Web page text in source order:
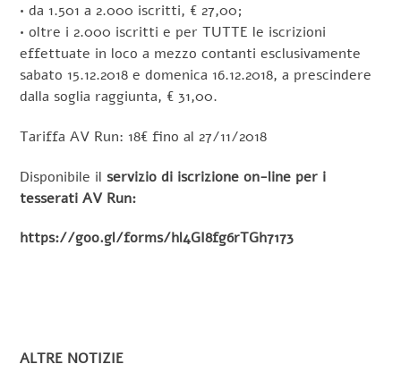
• da 1.501 a 2.000 iscritti, € 27,00;
• oltre i 2.000 iscritti e per TUTTE le iscrizioni
effettuate in loco a mezzo contanti esclusivamente
sabato 15.12.2018 e domenica 16.12.2018, a prescindere
dalla soglia raggiunta, € 31,00.
Tariffa AV Run: 18€ fino al 27/11/2018
Disponibile il servizio di iscrizione on-line per i
tesserati AV Run:
https://goo.gl/forms/hl4GI8fg6rTGh7173
ALTRE NOTIZIE